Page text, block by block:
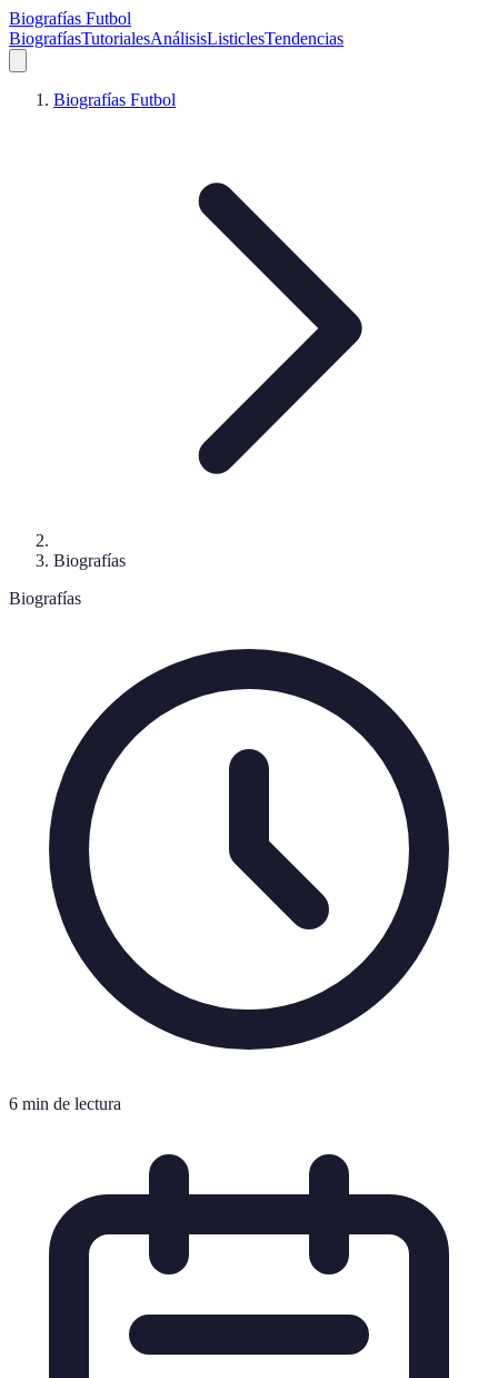
Biografías Futbol
BiografíasTutorialesAnálisisListiclesTendencias
Biografías Futbol
Biografías
Biografías
6 min de lectura